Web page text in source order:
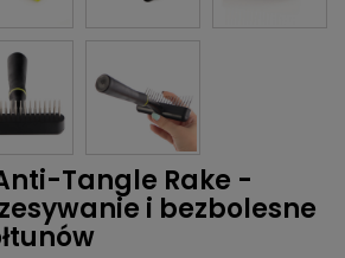
Tangle Rake -
i bezbolesne